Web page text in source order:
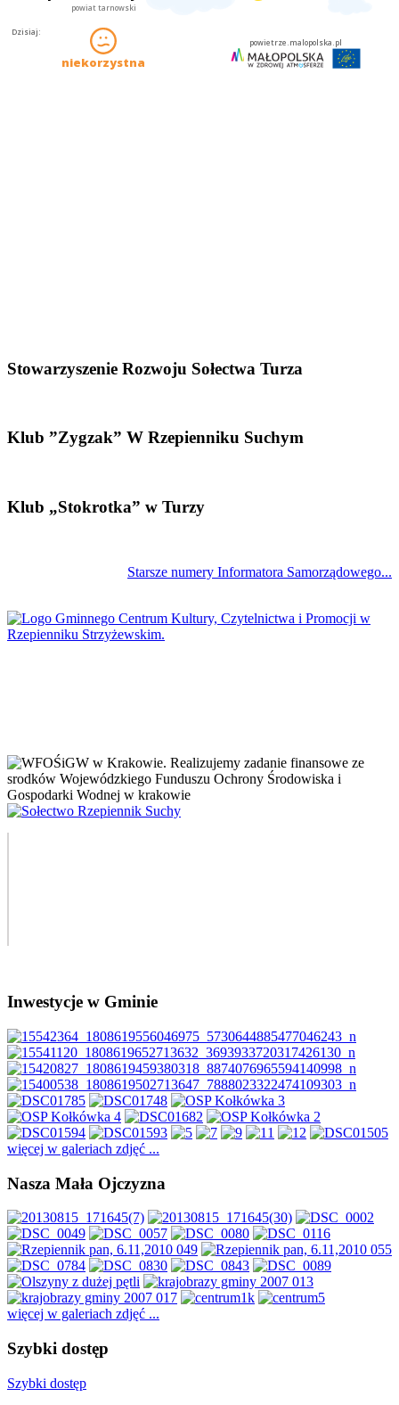
Stowarzyszenie Rozwoju Sołectwa Turza
Klub ”Zygzak” W Rzepienniku Suchym
Klub „Stokrotka” w Turzy
Starsze numery Informatora Samorządowego...
Inwestycje w Gminie
więcej w galeriach zdjęć ...
Nasza Mała Ojczyzna
więcej w galeriach zdjęć ...
Szybki dostęp
Szybki dostęp